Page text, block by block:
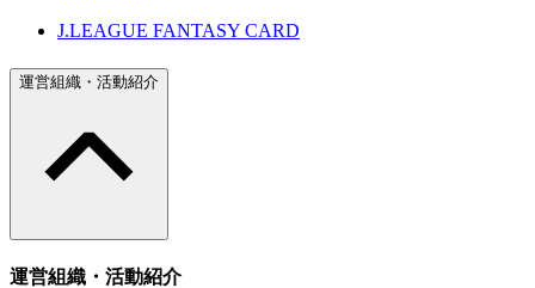
J.LEAGUE FANTASY CARD
運営組織・活動紹介
運営組織・活動紹介